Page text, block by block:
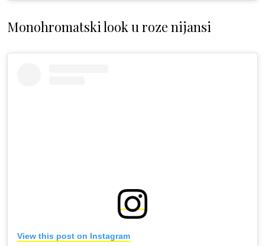
Monohromatski look u roze nijansi
View this post on Instagram